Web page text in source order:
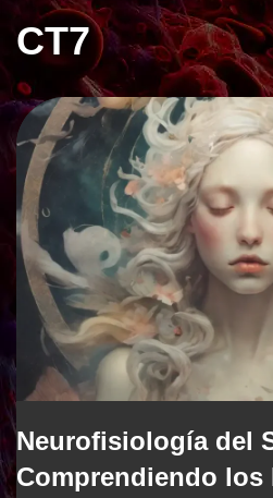
CT7
Neurofisiología del
Comprendiendo los